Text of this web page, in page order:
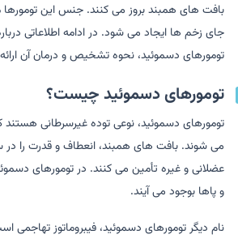
بافت های همبند بروز می کنند. جنس این تومورها
جای زخم ها ایجاد می شود. در ادامه اطلاعاتی
تومورهای دسموئید، نحوه تشخیص و درمان آن
تومورهای دسموئید چیست؟
تومورهای دسموئید، نوعی توده غیرسرطانی هستند
می شوند. بافت های همبند، انعطاف و قدرت را در
عضلانی و غیره تأمین می کنند. در تومورهای
و پاها بوجود می آیند.
نام دیگر تومورهای دسموئید، فیبروماتوز تهاجمی